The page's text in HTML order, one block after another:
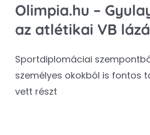
Olimpia.hu –
az atlétikai VB
Sportdiplomáciai
személyes okokból is fontos
vett részt